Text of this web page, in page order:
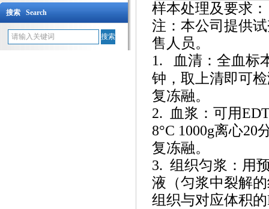
搜索 Search
样本处理及要求：
注：本公司提供
售人员。
1.
血清：全血标
钟，取上清即可
复冻融。
2. 血浆：可用
8°C 1000g离心
复冻融。
3. 组织匀浆：用
液（匀浆中裂解
组织与对应体积